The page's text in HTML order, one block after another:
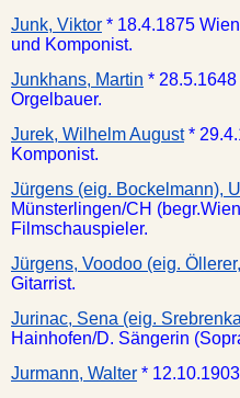
Junk, Viktor * 18.4.1875
und Komponist.
Junkhans, Martin *
Orgelbauer.
Jurek, Wilhelm August *
Komponist.
Jürgens (eig. Bockelmann),
Münsterlingen/CH
Filmschauspieler.
Jürgens, Voodoo (eig.
Gitarrist.
Jurinac, Sena (eig.
Hainhofen/D. Sängerin
Jurmann, Walter *